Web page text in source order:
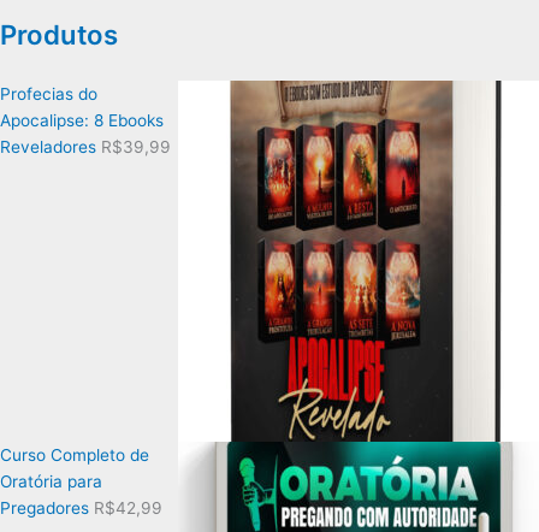
Produtos
Profecias do
Apocalipse: 8 Ebooks
Reveladores R$39,99
Curso Completo de
Oratória para
Pregadores R$42,99